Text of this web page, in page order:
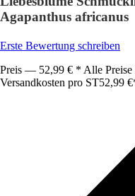
Agapanthus africanus
Erste Bewertung schreiben
Preis — 52,99 € * Alle
Versandkosten pro ST52,99 €